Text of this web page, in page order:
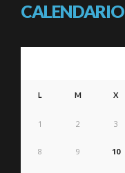
CALENDARIO
L M X
1 2 3
8 9 10